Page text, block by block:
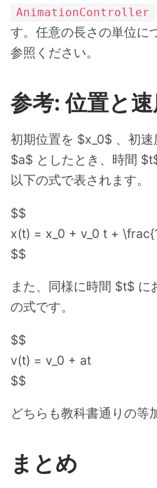
AnimationController
す。任意の長さの単位に
参照ください。
参考: 位置と
初期位置を $x_0$ 、初
$a$ としたとき、時間
以下の式で表されます。
$$
x(t) = x_0 + v_0 t +
$$
また、同様に時間 $t$
の式です。
$$
v(t) = v_0 + at
$$
どちらも教科書通りの等
まとめ